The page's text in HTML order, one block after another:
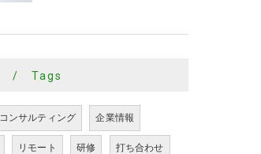
Tags
コンサルティング 企業情報
リモート 研修 打ち合わせ